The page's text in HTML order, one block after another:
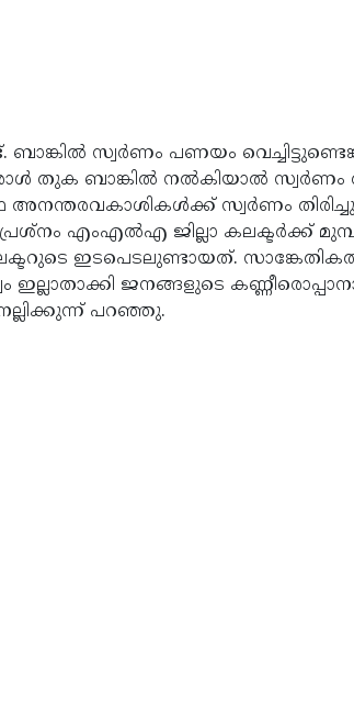
സ്വര്‍ണം പണയം
തുക ബാങ്കില്‍ നല്‍കിയാല്‍ സ്വര്‍ണം
അനന്തരവകാശികള്‍ക്ക് സ്വര്‍ണം
എംഎല്‍എ ജില്ലാ കലക്ടര്‍ക്ക്
ഇടപെടലുണ്ടായത്.
ഇല്ലാതാക്കി ജനങ്ങളുടെ
പറഞ്ഞു.